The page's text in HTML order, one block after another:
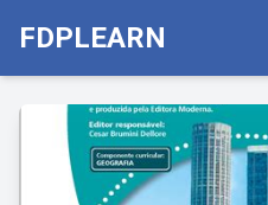
FDPLEARN